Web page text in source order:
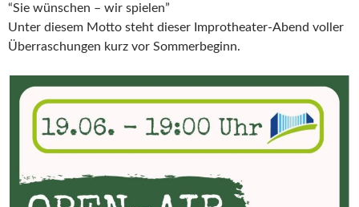
“Sie wünschen – wir spielen”
Unter diesem Motto steht dieser Improtheater-Abend voller
Überraschungen kurz vor Sommerbeginn.